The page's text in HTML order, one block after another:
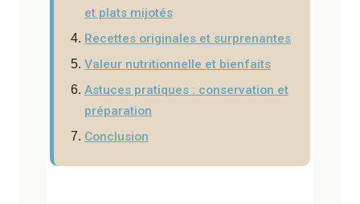
et plats mijotés
Recettes originales et surprenantes
Valeur nutritionnelle et bienfaits
Astuces pratiques : conservation et
préparation
Conclusion